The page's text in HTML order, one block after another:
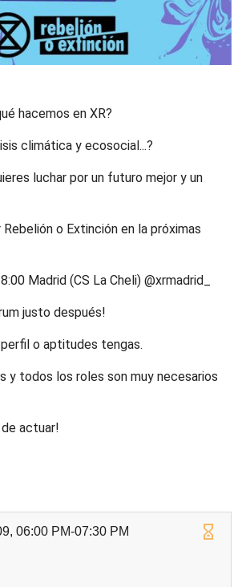
hacemos en XR?
climática y ecosocial...?
luchar por un futuro mejor y un
Rebelión o Extinción en la próximas
Madrid (CS La Cheli) @xrmadrid_
justo después!
o aptitudes tengas.
y todos los roles son muy necesarios
de actuar!
06:00 PM-07:30 PM